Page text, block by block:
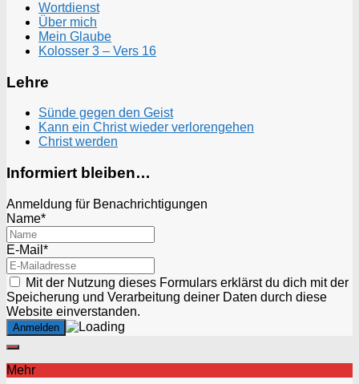
Wortdienst
Über mich
Mein Glaube
Kolosser 3 – Vers 16
Lehre
Sünde gegen den Geist
Kann ein Christ wieder verlorengehen
Christ werden
Informiert bleiben…
Anmeldung für Benachrichtigungen
Name*
E-Mail*
Mit der Nutzung dieses Formulars erklärst du dich mit der
Speicherung und Verarbeitung deiner Daten durch diese
Website einverstanden.
Mehr